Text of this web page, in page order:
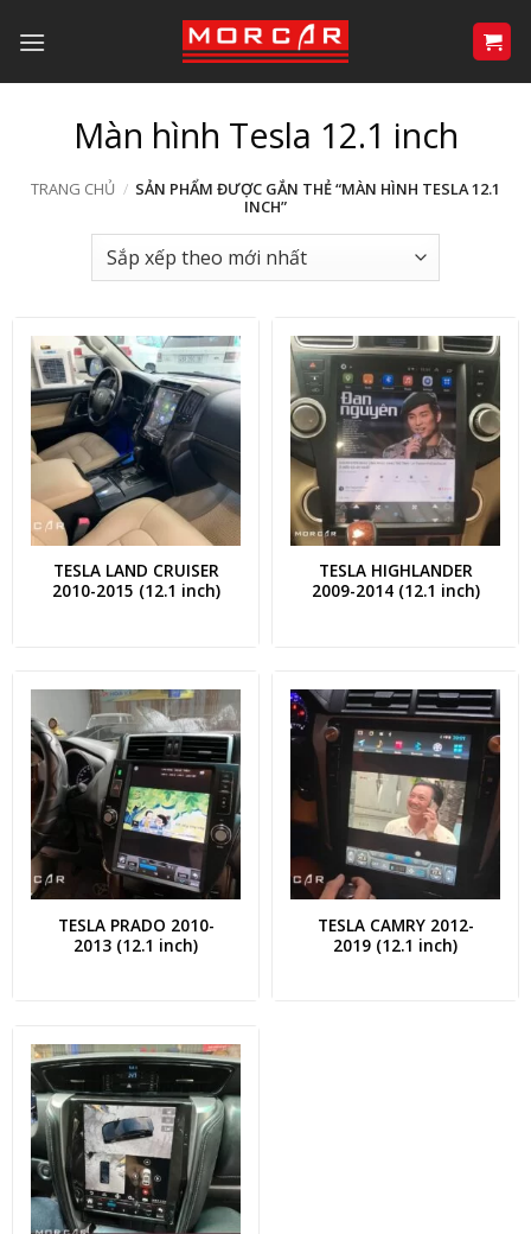
qua
nội
Màn hình Tesla 12.1 inch
TRANG CHỦ / SẢN PHẨM ĐƯỢC GẮN THẺ “MÀN HÌNH TESLA 12.1
INCH”
TESLA LAND CRUISER
2010-2015 (12.1 inch)
TESLA HIGHLANDER
2009-2014 (12.1 inch)
TESLA PRADO 2010-
2013 (12.1 inch)
TESLA CAMRY 2012-
2019 (12.1 inch)